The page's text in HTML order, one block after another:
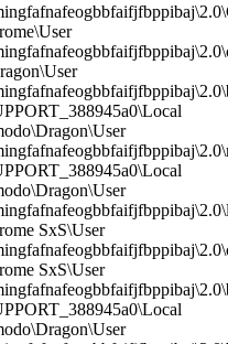
SxS\User
SxS\User